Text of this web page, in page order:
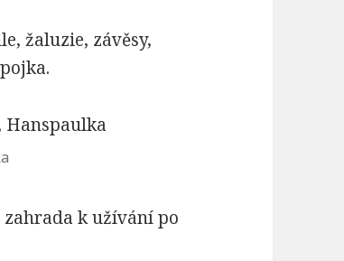
žaluzie, závěsy,
k užívání po